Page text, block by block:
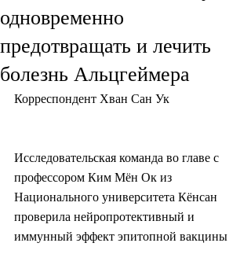
одновременно
предотвращать и лечить
болезнь Альцгеймера
Корреспондент Хван Сан Ук
Исследовательская команда во главе с
профессором Ким Мён Ок из
Национального университета Кёнсан
проверила нейропротективный и
иммунный эффект эпитопной вакцины